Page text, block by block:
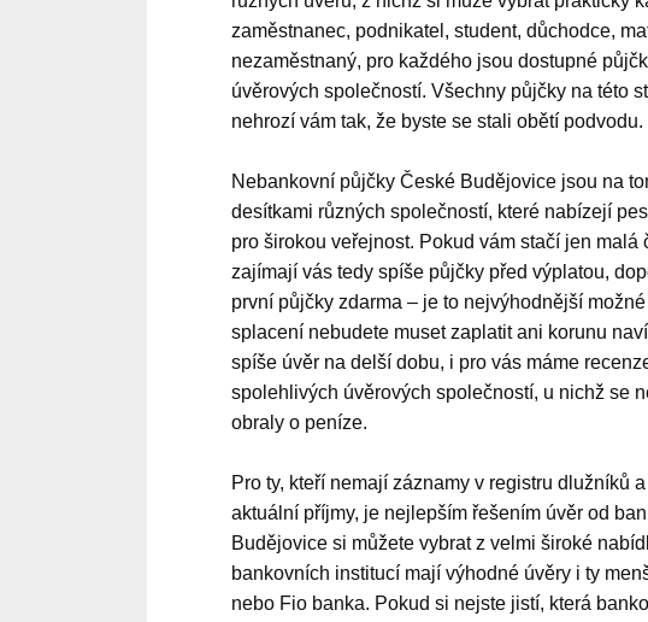
zaměstnanec, podnikatel, student, důchodce,
nezaměstnaný, pro každého jsou dostupné
úvěrových společností. Všechny půjčky na této
nehrozí vám tak, že byste se stali obětí podvodu.
Nebankovní půjčky České Budějovice jsou na
desítkami různých společností, které nabízejí
pro širokou veřejnost. Pokud vám stačí jen malá
zajímají vás tedy spíše půjčky před výplatou,
první půjčky zdarma – je to nejvýhodnější
splacení nebudete muset zaplatit ani korunu
spíše úvěr na delší dobu, i pro vás máme
spolehlivých úvěrových společností, u nichž se
obraly o peníze.
Pro ty, kteří nemají záznamy v registru dlužníků
aktuální příjmy, je nejlepším řešením úvěr od
Budějovice si můžete vybrat z velmi široké
bankovních institucí mají výhodné úvěry i ty
nebo Fio banka. Pokud si nejste jistí, která